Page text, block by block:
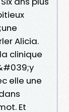
Alicia.
clinique
elle une
Et